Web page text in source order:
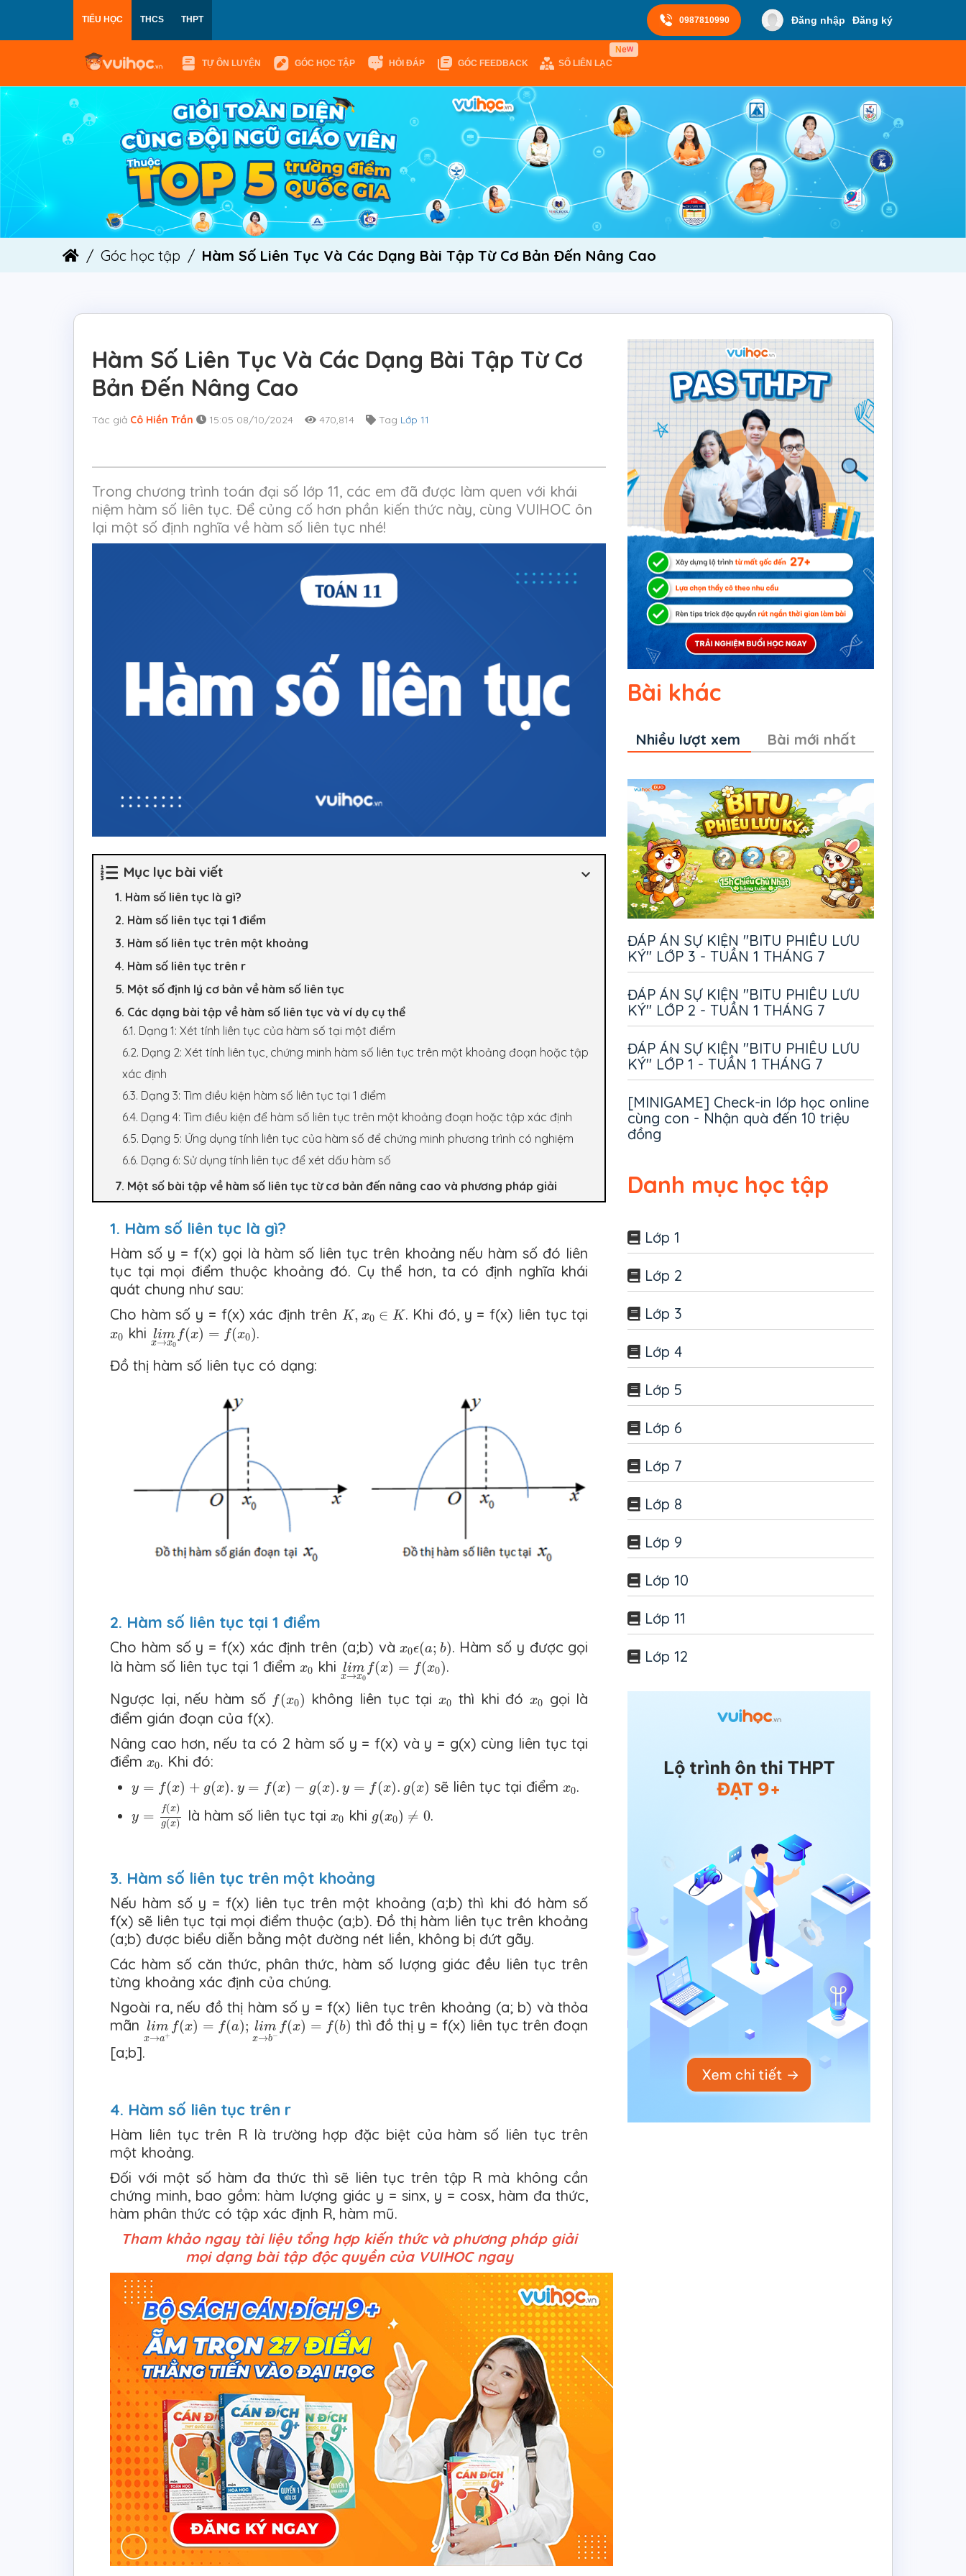
TIỂU HỌC THCS THPT 0987810990 Đăng nhập Đăng ký
TỰ ÔN LUYỆN GÓC HỌC TẬP HỎI ĐÁP GÓC FEEDBACK SỔ LIÊN LẠC
New
Góc học tập Hàm Số Liên Tục Và Các Dạng Bài Tập Từ Cơ Bản Đến Nâng Cao
Hàm Số Liên Tục Và Các Dạng Bài Tập Từ Cơ
Bản Đến Nâng Cao
Tác giả Cô Hiền Trần 15:05 08/10/2024 470,814 Tag Lớp 11
Trong chương trình toán đại số lớp 11, các em đã được làm quen với khái
niệm hàm số liên tục. Để củng cố hơn phần kiến thức này, cùng VUIHOC ôn
lại một số định nghĩa về hàm số liên tục nhé!
Mục lục bài viết
1. Hàm số liên tục là gì?
2. Hàm số liên tục tại 1 điểm
3. Hàm số liên tục trên một khoảng
4. Hàm số liên tục trên r
5. Một số định lý cơ bản về hàm số liên tục
6. Các dạng bài tập về hàm số liên tục và ví dụ cụ thể
6.1. Dạng 1: Xét tính liên tục của hàm số tại một điểm
6.2. Dạng 2: Xét tính liên tục, chứng minh hàm số liên tục trên một khoảng đoạn hoặc tập
xác định
6.3. Dạng 3: Tìm điều kiện hàm số liên tục tại 1 điểm
6.4. Dạng 4: Tìm điều kiện để hàm số liên tục trên một khoảng đoạn hoặc tập xác định
6.5. Dạng 5: Ứng dụng tính liên tục của hàm số để chứng minh phương trình có nghiệm
6.6. Dạng 6: Sử dụng tính liên tục để xét dấu hàm số
7. Một số bài tập về hàm số liên tục từ cơ bản đến nâng cao và phương pháp giải
1. Hàm số liên tục là gì?
Hàm số y = f(x) gọi là hàm số liên tục trên khoảng nếu hàm số đó liên
tục tại mọi điểm thuộc khoảng đó. Cụ thể hơn, ta có định nghĩa khái
quát chung như sau:
Cho hàm số y = f(x) xác định trên K, x0 ∈ K
K,x 0∈K . Khi đó, y = f(x) liên tục tại
x0
x0 khi lim
x→x0
f(x) = f(x0)
imx →x0 )=f( x0.
Đồ thị hàm số liên tục có dạng:
2. Hàm số liên tục tại 1 điểm
Cho hàm số y = f(x) xác định trên (a;b) vàx0ϵ(a; b)
x ϵ(a; b). Hàm số y được gọi
là hàm số liên tục tại 1 điểm x0
x0 khi lim
x→x0
f(x) = f(x0)
im → x0 x )= ( x0.
Ngược lại, nếu hàm số
f(x0)
f(x0 ) không liên tục tạix0
x0 thì khi đó x0
x0 gọi là
điểm gián đoạn của f(x).
Nâng cao hơn, nếu ta có 2 hàm số y = f(x) và y = g(x) cùng liên tục tại
điểm x0
x0. Khi đó:
y = f(x) + g(x). y = f(x) − g(x). y = f(x). g(x)
x)+ g x y= f( x) y= ).g ( sẽ liên tục tại điểmx0
x0.
y = f(x)
g(x)
x)g(
là hàm số liên tục tại x0
x0 khi g(x0) ≠ 0
g( 0) 0 .
3. Hàm số liên tục trên một khoảng
Nếu hàm số y = f(x) liên tục trên một khoảng (a;b) thì khi đó hàm số
f(x) sẽ liên tục tại mọi điểm thuộc (a;b). Đồ thị hàm liên tục trên khoảng
(a;b) được biểu diễn bằng một đường nét liền, không bị đứt gãy.
Các hàm số căn thức, phân thức, hàm số lượng giác đều liên tục trên
từng khoảng xác định của chúng.
Ngoài ra, nếu đồ thị hàm số y = f(x) liên tục trên khoảng (a; b) và thỏa
mãn
lim
x→a+
f(x) = f(a); lim
x→b−
f(x) = f(b)
imx→a+ )=f(a ;lim x→b x)=f (b)
thì đồ thị y = f(x) liên tục trên đoạn
[a;b].
4. Hàm số liên tục trên r
Hàm liên tục trên R là trường hợp đặc biệt của hàm số liên tục trên
một khoảng.
Đối với một số hàm đa thức thì sẽ liên tục trên tập R mà không cần
chứng minh, bao gồm: hàm lượng giác y = sinx, y = cosx, hàm đa thức,
hàm phân thức có tập xác định R, hàm mũ.
Tham khảo ngay tài liệu tổng hợp kiến thức và phương pháp giải
mọi dạng bài tập độc quyền của VUIHOC ngay
Bài khác
Nhiều lượt xem Bài mới nhất
ĐÁP ÁN SỰ KIỆN "BITU PHIÊU LƯU
KÝ" LỚP 3 - TUẦN 1 THÁNG 7
ĐÁP ÁN SỰ KIỆN "BITU PHIÊU LƯU
KÝ" LỚP 2 - TUẦN 1 THÁNG 7
ĐÁP ÁN SỰ KIỆN "BITU PHIÊU LƯU
KÝ" LỚP 1 - TUẦN 1 THÁNG 7
[MINIGAME] Check-in lớp học online
cùng con - Nhận quà đến 10 triệu
đồng
Danh mục học tập
Lớp 1
Lớp 2
Lớp 3
Lớp 4
Lớp 5
Lớp 6
Lớp 7
Lớp 8
Lớp 9
Lớp 10
Lớp 11
Lớp 12